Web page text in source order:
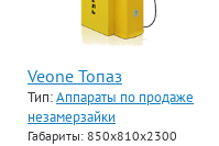
Veone Топаз
Тип:Аппараты по продаже
незамерзайки
Габариты: 850х810х2300